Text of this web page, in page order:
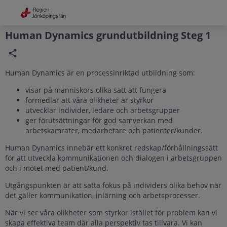
Grade
Portal
Human Dynamics grundutbildning Steg 1
Human Dynamics är en processinriktad utbildning som:
visar på människors olika sätt att fungera
förmedlar att våra olikheter är styrkor
utvecklar individer, ledare och arbetsgrupper
ger förutsättningar för god samverkan med
arbetskamrater, medarbetare och patienter/kunder.
Human Dynamics innebär ett konkret redskap/förhållningssätt
för att utveckla kommunikationen och dialogen i arbetsgruppen
och i mötet med patient/kund.
Utgångspunkten är att sätta fokus på individers olika behov när
det gäller kommunikation, inlärning och arbetsprocesser.
När vi ser våra olikheter som styrkor istället för problem kan vi
skapa effektiva team där alla perspektiv tas tillvara. Vi kan